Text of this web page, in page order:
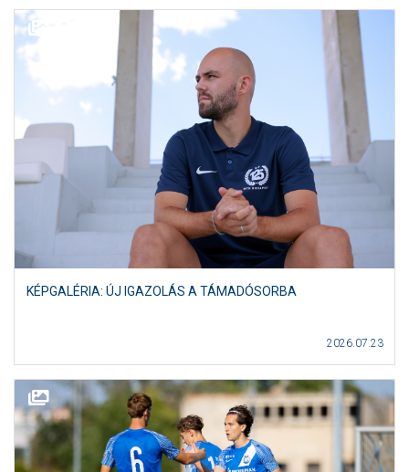
KÉPGALÉRIA: ÚJ IGAZOLÁS A TÁMADÓSORBA
2026.07.23